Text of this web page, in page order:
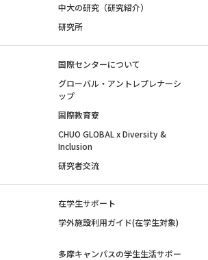
中大の研究（研究紹介）
研究所
国際センターについて
グローバル・アントレプレナーシ
ップ
国際教育寮
CHUO GLOBAL x Diversity &
Inclusion
研究者交流
在学生サポート
学外施設利用ガイド(在学生対象)
多摩キャンパスの学生生活サポー